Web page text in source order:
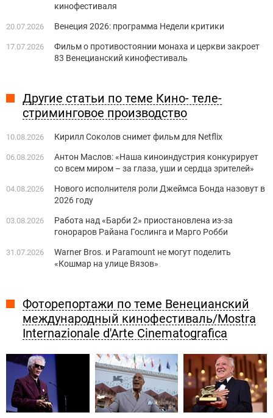
кинофестиваля
20.07.2026 Венеция 2026: программа Недели критики
17.07.2026
Фильм о противостоянии монаха и церкви закроет
83 Венецианский кинофестиваль
Другие статьи по теме Кино- теле-
стриминговое производство
10.08.2026 Кирилл Соколов снимет фильм для Netflix
06.08.2026
Антон Маслов: «Наша киноиндустрия конкурирует
со всем миром – за глаза, уши и сердца зрителей»
04.08.2026
Нового исполнителя роли Джеймса Бонда назовут в
2026 году
03.08.2026
Работа над «Барби 2» приостановлена из-за
гонораров Райана Гослинга и Марго Робби
31.07.2026
Warner Bros. и Paramount не могут поделить
«Кошмар на улице Вязов»
Фоторепортажи по теме Венецианский
международный кинофестиваль/Mostra
Internazionale d'Arte Cinematografica